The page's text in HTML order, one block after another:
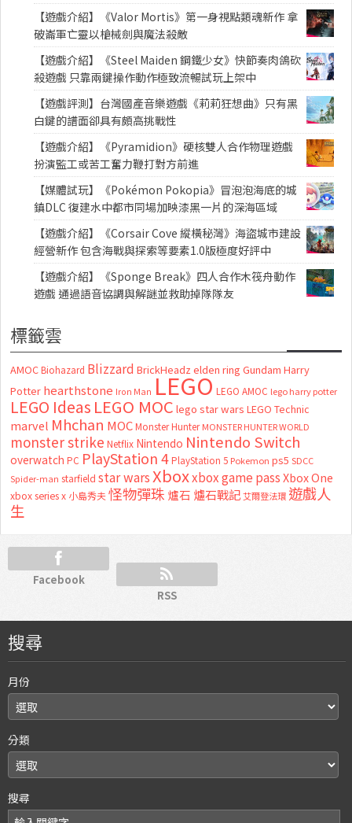
【遊戲介紹】《Valor Mortis》第一身視點類魂新作 拿
破崙軍亡靈以槍械劍與魔法殺敵
【遊戲介紹】《Steel Maiden 鋼鐵少女》快節奏肉鴿砍
殺遊戲 只靠兩鍵操作動作極致流暢試玩上架中
【遊戲評測】台灣國產音樂遊戲《莉莉狂想曲》只有黑
白鍵的譜面卻具有頗高挑戰性
【遊戲介紹】《Pyramidion》硬核雙人合作物理遊戲
扮演監工或苦工奮力鞭打對方前進
【媒體試玩】《Pokémon Pokopia》冒泡泡海底的城
鎮DLC 復建水中都市同場加映漆黑一片的深海區域
【遊戲介紹】《Corsair Cove 縱橫秘灣》海盜城市建設
經營新作 包含海戰與探索等要素1.0版極度好評中
【遊戲介紹】《Sponge Break》四人合作木筏舟動作
遊戲 通過語音協調與解謎並救助掉隊隊友
標籤雲
AMOC Biohazard Blizzard BrickHeadz elden ring Gundam Harry
Potter hearthstone Iron Man LEGO LEGO AMOC lego harry potter
LEGO Ideas LEGO MOC lego star wars LEGO Technic
marvel Mhchan MOC Monster Hunter MONSTER HUNTER WORLD
monster strike Netflix Nintendo Nintendo Switch
overwatch PC PlayStation 4 PlayStation 5 Pokemon ps5 SDCC
Spider-man starfield star warsXboxxbox game passXbox One
xbox series x 小島秀夫怪物彈珠 爐石 爐石戰記艾爾登法環 遊戲人
生
Facebook
RSS
搜尋
月份
分類
搜尋